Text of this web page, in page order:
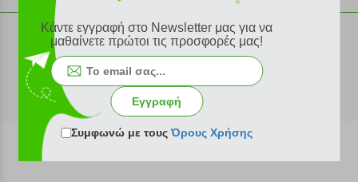
Σημεία παραλαβής
Ευκαιρίες καριέρας
Όροι χρήσης
Sitemap
Εξέλιξη παραγγελίας
Τρόποι παραγγελίας
Τρόποι πληρωμής
Τρόποι αποστολής
Πολιτική επιστροφών
Τεχνική υποστήριξη
©2026 Plus4u.gr
Κάντε εγγραφή στο Newsletter μας για να
μαθαίνετε πρώτοι τις προσφορές μας!
Εγγραφή
Συμφωνώ με τουςΌρους Χρήσης